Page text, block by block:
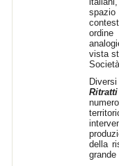
ordine
vista
Ritratti
della
grande